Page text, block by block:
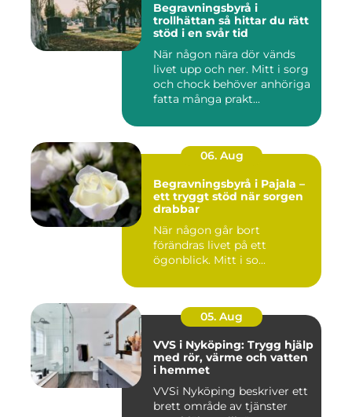
Begravningsbyrå i
trollhättan så hittar du rätt
stöd i en svår tid
När någon nära dör vänds
livet upp och ner. Mitt i sorg
och chock behöver anhöriga
fatta många prakt...
06. Aug
Begravningsbyrå i Pajala –
ett tryggt stöd när sorgen
drabbar
När någon går bort
förändras livet på ett
ögonblick. Mitt i so...
05. Aug
VVS i Nyköping: Trygg hjälp
med rör, värme och vatten
i hemmet
VVSi Nyköping beskriver ett
brett område av tjänster